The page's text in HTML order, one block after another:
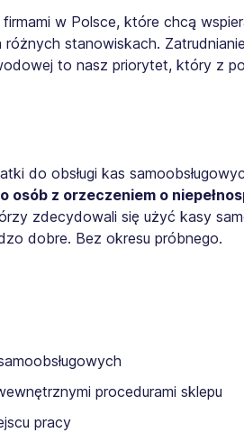
firmami w Polsce, które chcą
różnych stanowiskach.
to nasz priorytet, który z
do obsługi kas
osób z orzeczeniem o
zdecydowali się użyć kasy
dobre. Bez okresu próbnego.
procedurami sklepu
pracy